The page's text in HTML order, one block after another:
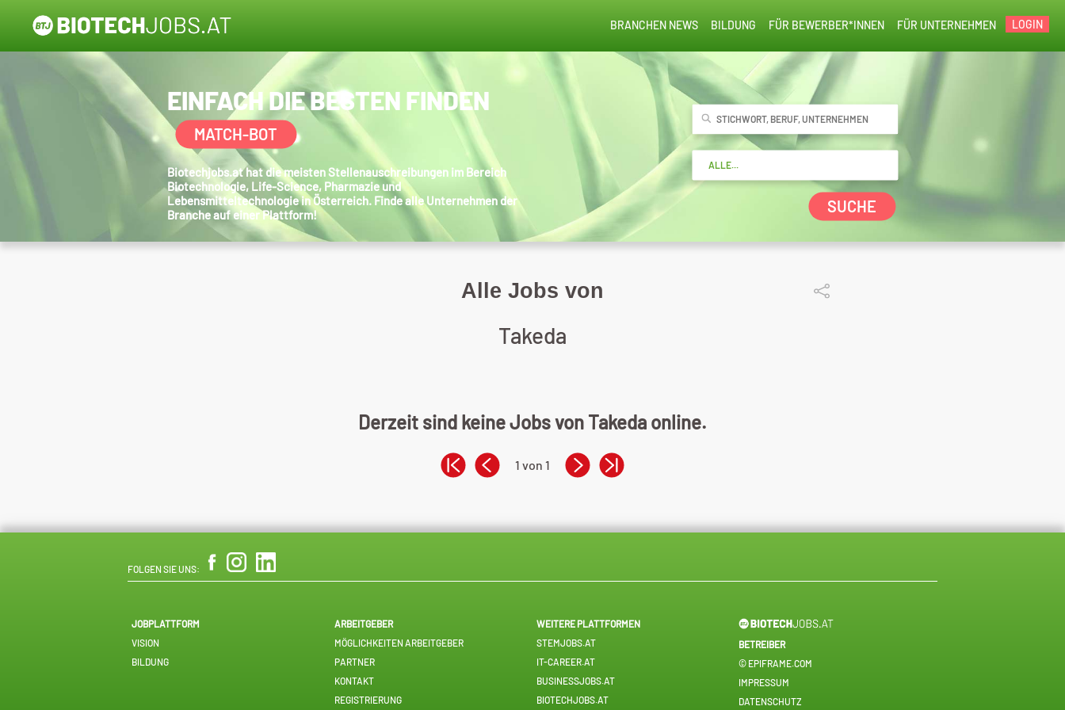
LOGIN
FÜR UNTERNEHMEN
FÜR BEWERBER*INNEN
BILDUNG
BRANCHEN NEWS
EINFACH DIE BESTEN FINDEN
MATCH-BOT
Biotechjobs.at hat die meisten Stellenauschreibungen im Bereich
Biotechnologie, Life-Science, Pharmazie und
Lebensmitteltechnologie in Österreich. Finde alle Unternehmen der
Branche auf einer Plattform!
SUCHE
Alle Jobs von
Takeda
Derzeit sind keine Jobs von Takeda online.
1 von 1
FOLGEN SIE UNS:
JOBPLATTFORM
VISION
BILDUNG
ARBEITGEBER
MÖGLICHKEITEN ARBEITGEBER
PARTNER
KONTAKT
REGISTRIERUNG
WEITERE PLATTFORMEN
STEMJOBS.AT
IT-CAREER.AT
BUSINESSJOBS.AT
BIOTECHJOBS.AT
BETREIBER
© EPIFRAME.COM
IMPRESSUM
DATENSCHUTZ